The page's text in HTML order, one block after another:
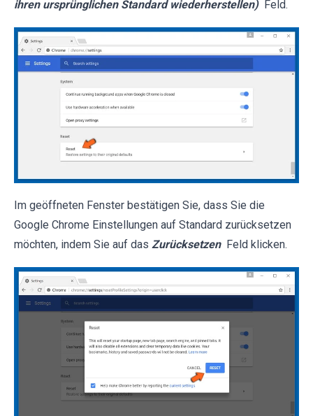
ihren ursprünglichen Standard wiederherstellen) Feld.
Im geöffneten Fenster bestätigen Sie, dass Sie die
Google Chrome Einstellungen auf Standard zurücksetzen
möchten, indem Sie auf das Zurücksetzen Feld klicken.